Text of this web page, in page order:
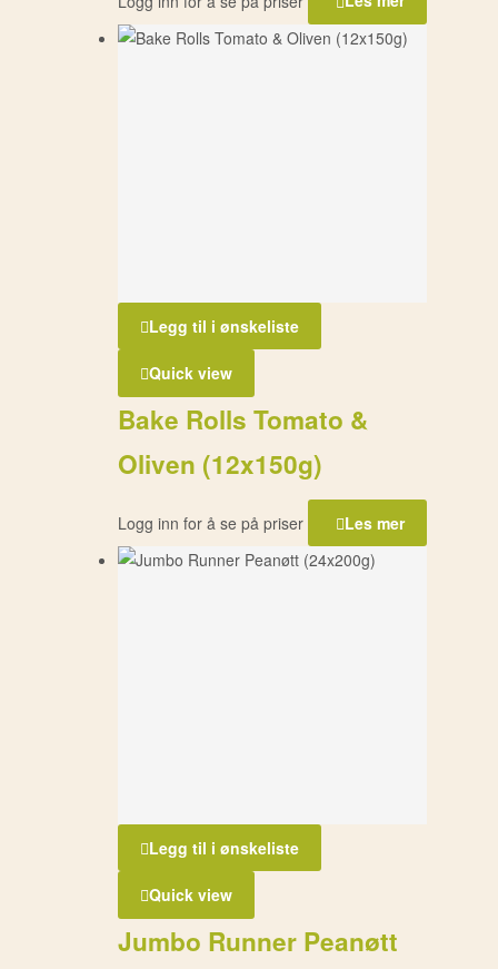
Legg til i ønskeliste
Quick view
Bake Rolls Tomato &
Oliven (12x150g)
Logg inn for å se på priser Les mer
Legg til i ønskeliste
Quick view
Jumbo Runner Peanøtt